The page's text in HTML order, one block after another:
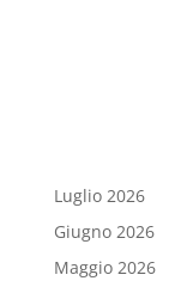
Luglio 2026
Giugno 2026
Maggio 2026